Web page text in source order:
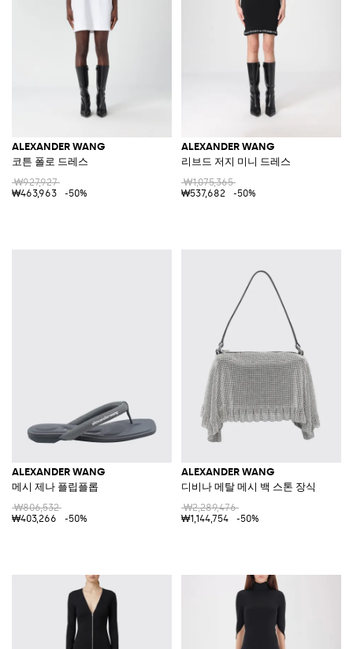
ALEXANDER WANG
코튼 폴로 드레스
₩927,927
₩463,963
-50%
ALEXANDER WANG
리브드 저지 미니 드레스
₩1,075,365
₩537,682
-50%
ALEXANDER WANG
메시 제나 플립플롭
₩806,532
₩403,266
-50%
ALEXANDER WANG
디비나 메탈 메시 백 스톤 장식
₩2,289,476
₩1,144,754
-50%